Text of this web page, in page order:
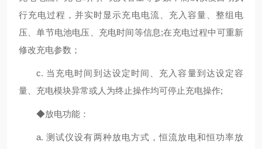
行充电过程，并实时显示充电电流、充入容量、整组电
压、单节电池电压、充电时间等信息;在充电过程中可重新
修改充电参数；
c. 当充电时间到达设定时间、充入容量到达设定容
量、充电模块异常或人为终止操作均可停止充电操作;
◆放电功能：
a. 测试仪设有两种放电方式，恒流放电和恒功率放